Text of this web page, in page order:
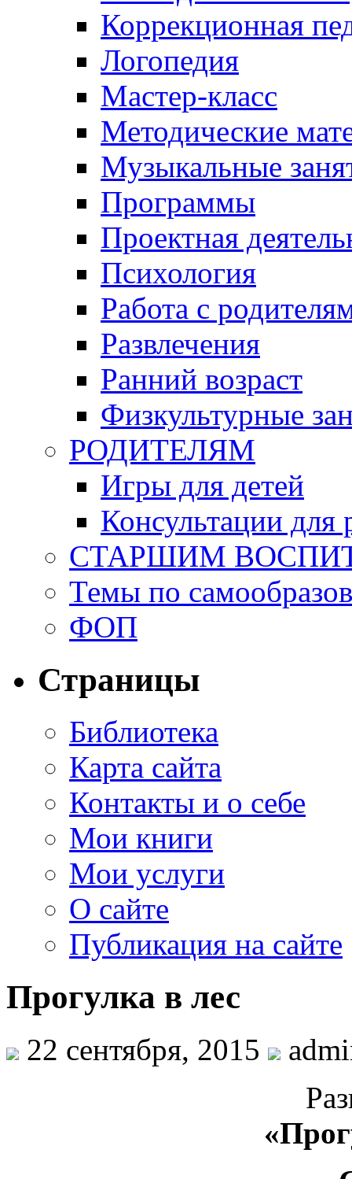
Коррекционная
Логопедия
Мастер-класс
Методические
Музыкальные
Программы
Проектная
Психология
Работа с
Развлечения
Ранний возраст
Физкультурные
РОДИТЕЛЯМ
Игры для детей
Консультации для
СТАРШИМ
Темы по
ФОП
Страницы
Библиотека
Карта сайта
Контакты и о себе
Мои книги
Мои услуги
О сайте
Публикация на сайте
Прогулка в лес
22 сентября, 2015